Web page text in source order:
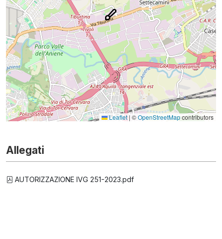
Leaflet | ©OpenStreetMapcontributors
Allegati
AUTORIZZAZIONE IVG 251-2023.pdf